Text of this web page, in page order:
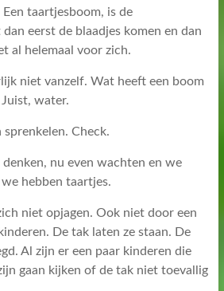
taartjesboom, is de
eerst de blaadjes komen en dan
al helemaal voor zich.
niet vanzelf. Wat heeft een boom
water.
Check.
nu even wachten en we
hebben taartjes.
niet opjagen. Ook niet door een
De tak laten ze staan. De
Al zijn er een paar kinderen die
gaan kijken of de tak niet toevallig